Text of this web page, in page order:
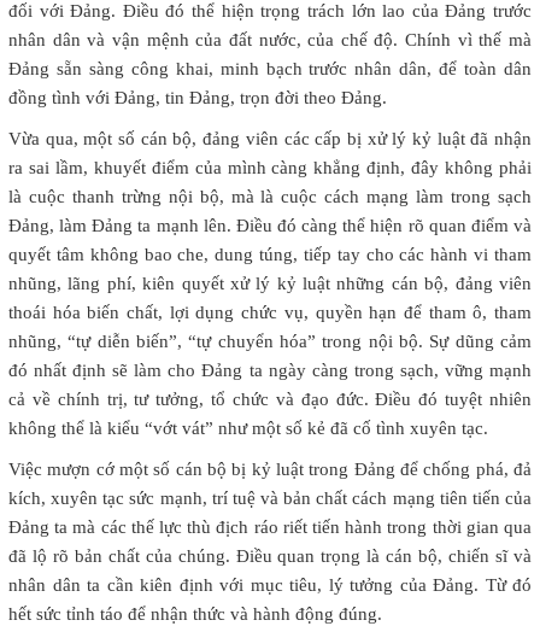
đối với Đảng. Điều đó thể hiện trọng trách lớn lao của Đảng trước
nhân dân và vận mệnh của đất nước, của chế độ. Chính vì thế mà
Đảng sẵn sàng công khai, minh bạch trước nhân dân, để toàn dân
đồng tình với Đảng, tin Đảng, trọn đời theo Đảng.
Vừa qua, một số cán bộ, đảng viên các cấp bị xử lý kỷ luật đã nhận
ra sai lầm, khuyết điểm của mình càng khẳng định, đây không phải
là cuộc thanh trừng nội bộ, mà là cuộc cách mạng làm trong sạch
Đảng, làm Đảng ta mạnh lên. Điều đó càng thể hiện rõ quan điểm và
quyết tâm không bao che, dung túng, tiếp tay cho các hành vi tham
nhũng, lãng phí, kiên quyết xử lý kỷ luật những cán bộ, đảng viên
thoái hóa biến chất, lợi dụng chức vụ, quyền hạn để tham ô, tham
nhũng, “tự diễn biến”, “tự chuyển hóa” trong nội bộ. Sự dũng cảm
đó nhất định sẽ làm cho Đảng ta ngày càng trong sạch, vững mạnh
cả về chính trị, tư tưởng, tổ chức và đạo đức. Điều đó tuyệt nhiên
không thể là kiểu “vớt vát” như một số kẻ đã cố tình xuyên tạc.
Việc mượn cớ một số cán bộ bị kỷ luật trong Đảng để chống phá, đả
kích, xuyên tạc sức mạnh, trí tuệ và bản chất cách mạng tiên tiến của
Đảng ta mà các thế lực thù địch ráo riết tiến hành trong thời gian qua
đã lộ rõ bản chất của chúng. Điều quan trọng là cán bộ, chiến sĩ và
nhân dân ta cần kiên định với mục tiêu, lý tưởng của Đảng. Từ đó
hết sức tỉnh táo để nhận thức và hành động đúng.